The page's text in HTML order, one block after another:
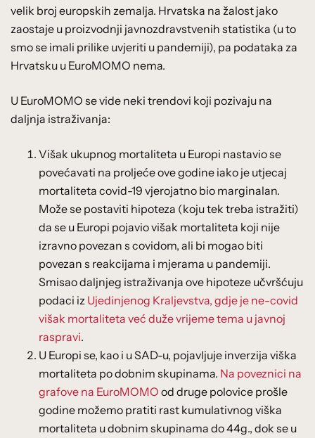
velik broj europskih zemalja. Hrvatska na žalost jako
zaostaje u proizvodnji javnozdravstvenih statistika (u to
smo se imali prilike uvjeriti u pandemiji), pa podataka za
Hrvatsku u EuroMOMO nema.
U EuroMOMO se vide neki trendovi koji pozivaju na
daljnja istraživanja:
Višak ukupnog mortaliteta u Europi nastavio se
povećavati na proljeće ove godine iako je utjecaj
mortaliteta covid-19 vjerojatno bio marginalan.
Može se postaviti hipoteza (koju tek treba istražiti)
da se u Europi pojavio višak mortaliteta koji nije
izravno povezan s covidom, ali bi mogao biti
povezan s reakcijama i mjerama u pandemiji.
Smisao daljnjeg istraživanja ove hipoteze učvršćuju
podaci iz Ujedinjenog Kraljevstva, gdje je ne-covid
višak mortaliteta već duže vrijeme tema u javnoj
raspravi.
U Europi se, kao i u SAD-u, pojavljuje inverzija viška
mortaliteta po dobnim skupinama. Na poveznici na
grafove na EuroMOMO od druge polovice prošle
godine možemo pratiti rast kumulativnog viška
mortaliteta u dobnim skupinama do 44g., dok se u